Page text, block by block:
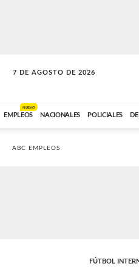
7 DE AGOSTO DE 2026
SOLO MÚSICA
EMPLEOS
NUEVO
NACIONALES POLICIALES
ABC EMPLEOS
FÚTBOL